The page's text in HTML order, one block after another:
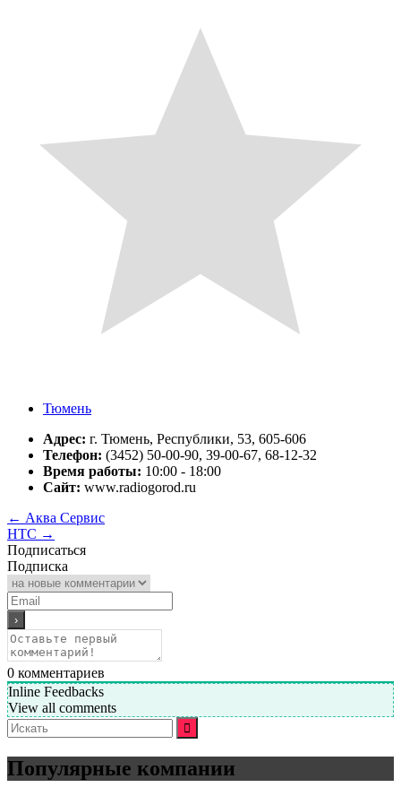
Тюмень
Адрес: г. Тюмень, Республики, 53, 605-606
Телефон: (3452) 50-00-90, 39-00-67, 68-12-32
Время работы: 10:00 - 18:00
Сайт: www.radiogorod.ru
← Аква Сервис
НТС →
Подписаться
Подписка
0 комментариев
Inline Feedbacks
View all comments
Искать:
Популярные компании